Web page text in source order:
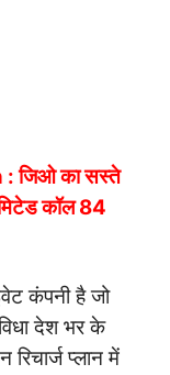
जिओ का सस्ते
कॉल 84
कंपनी है जो
देश भर के
प्लान में